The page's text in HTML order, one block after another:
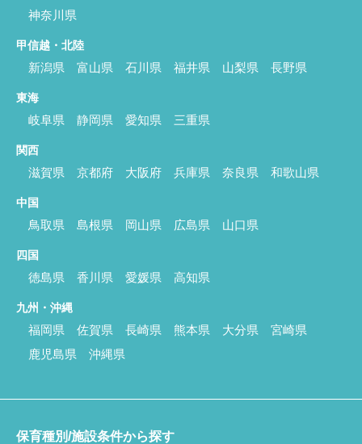
神奈川県
甲信越・北陸
新潟県 富山県 石川県 福井県 山梨県 長野県
東海
岐阜県 静岡県 愛知県 三重県
関西
滋賀県 京都府 大阪府 兵庫県 奈良県 和歌山県
中国
鳥取県 島根県 岡山県 広島県 山口県
四国
徳島県 香川県 愛媛県 高知県
九州・沖縄
福岡県 佐賀県 長崎県 熊本県 大分県
宮崎県
鹿児島県
沖縄県
保育種別/施設条件から探す